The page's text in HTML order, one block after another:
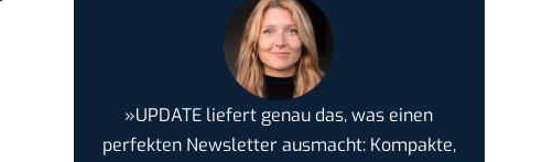
»UPDATE liefert genau das, was einen
perfekten Newsletter ausmacht: Kompakte,